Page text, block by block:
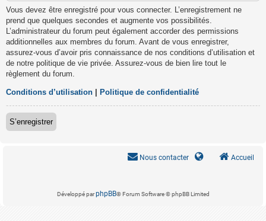
Vous devez être enregistré pour vous connecter. L’enregistrement ne
prend que quelques secondes et augmente vos possibilités.
L’administrateur du forum peut également accorder des permissions
additionnelles aux membres du forum. Avant de vous enregistrer,
assurez-vous d’avoir pris connaissance de nos conditions d’utilisation et
de notre politique de vie privée. Assurez-vous de bien lire tout le
règlement du forum.
Conditions d’utilisation Politique de confidentialité
S’enregistrer
Accueil
Nous contacter
Développé parphpBB® Forum Software © phpBB Limited